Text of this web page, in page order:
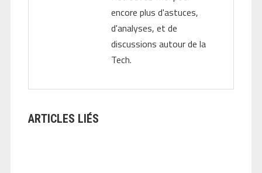
encore plus d'astuces,
d'analyses, et de
discussions autour de la
Tech.
ARTICLES LIÉS